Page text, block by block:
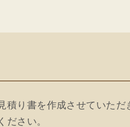
り書を作成させていただ
ださい。